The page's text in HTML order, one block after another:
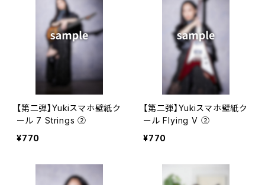
【第二弾】Yukiスマホ壁紙ク
ール 7 Strings ②
¥770
【第二弾】Yukiスマホ壁紙ク
ール Flying V ②
¥770